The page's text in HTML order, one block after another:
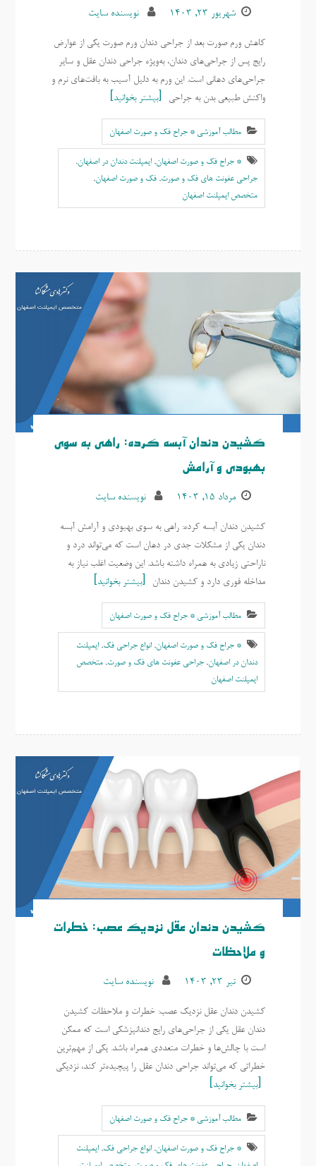
شهریور ۲۳, ۱۴۰۳ نویسنده سایت
کاهش ورم صورت بعد از جراحی دندان ورم صورت یکی از عوارض
رایج پس از جراحی‌های دندان، به‌ویژه جراحی دندان عقل و سایر
جراحی‌های دهانی است. این ورم به دلیل آسیب به بافت‌های نرم و
واکنش طبیعی بدن به جراحی
بیشتر بخوانید
مطالب آموزشی * جراح فک و صورت اصفهان
* جراح فک و صورت اصفهان, ایمپلنت دندان در اصفهان,
جراحی عفونت های فک و صورت, فک و صورت اصفهان,
متخصص ايمپلنت اصفهان
کشیدن دندان آبسه کرده: راهی به سوی
بهبودی و آرامش
مرداد ۱۵, ۱۴۰۳ نویسنده سایت
کشیدن دندان آبسه کرده: راهی به سوی بهبودی و آرامش آبسه
دندان یکی از مشکلات جدی در دهان است که می‌تواند درد و
ناراحتی زیادی به همراه داشته باشد. این وضعیت اغلب نیاز به
مداخله فوری دارد و کشیدن دندان
بیشتر بخوانید
مطالب آموزشی * جراح فک و صورت اصفهان
* جراح فک و صورت اصفهان, انواع جراحی فک, ایمپلنت
دندان در اصفهان, جراحی عفونت های فک و صورت, متخصص
ايمپلنت اصفهان
کشیدن دندان عقل نزدیک عصب: خطرات
و ملاحظات
تیر ۲۳, ۱۴۰۳ نویسنده سایت
کشیدن دندان عقل نزدیک عصب: خطرات و ملاحظات کشیدن
دندان عقل یکی از جراحی‌های رایج دندانپزشکی است که ممکن
است با چالش‌ها و خطرات متعددی همراه باشد. یکی از مهم‌ترین
خطراتی که می‌تواند جراحی دندان عقل را پیچیده‌تر کند، نزدیکی
بیشتر بخوانید
مطالب آموزشی * جراح فک و صورت اصفهان
* جراح فک و صورت اصفهان, انواع جراحی فک, ايمپلنت